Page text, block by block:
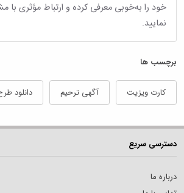
خود را به‌خوبی معرفی کرده و ارتباط مؤثری با
نمایید.
برچسب ها
کارت ویزیت آگهی ترحیم دانلود
دسترسی سریع
درباره ما